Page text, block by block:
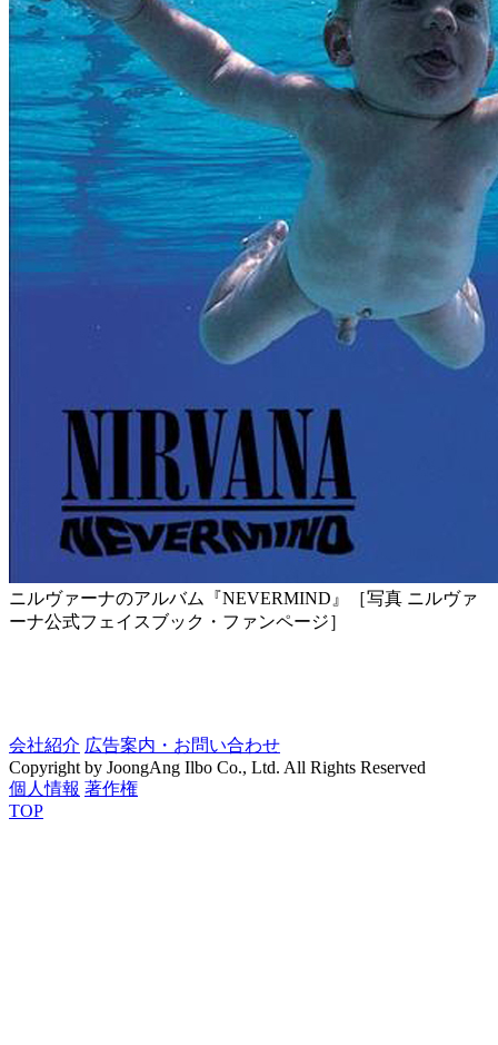
ニルヴァーナのアルバム『NEVERMIND』［写真 ニルヴァ
ーナ公式フェイスブック・ファンページ］
会社紹介 広告案内・お問い合わせ
Copyright by JoongAng Ilbo Co., Ltd. All Rights Reserved
個人情報 著作権
TOP